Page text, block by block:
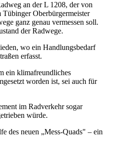
an der L 1208, der von
Oberbürgermeister
ganz genau vermessen soll.
der Radwege.
wo ein Handlungsbedarf
erfasst.
ein klimafreundliches
worden ist, sei auch für
im Radverkehr sogar
würde.
des neuen „Mess-Quads" – ein